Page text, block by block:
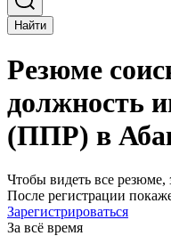
Найти
Резюме
должность
(ППР) в
Чтобы видеть все резюме,
После регистрации
Зарегистрироваться
За всё время